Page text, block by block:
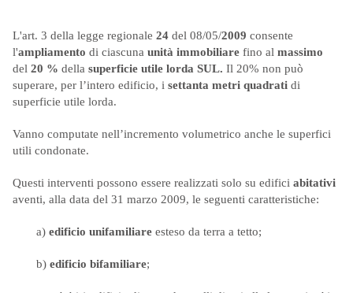
L'art. 3 della legge regionale 24 del 08/05/2009 consente
l'ampliamento di ciascuna unità immobiliare fino al massimo
del 20 % della superficie utile lorda SUL. Il 20% non può
superare, per l’intero edificio, i settanta metri quadrati di
superficie utile lorda.
Vanno computate nell’incremento volumetrico anche le superfici
utili condonate.
Questi interventi possono essere realizzati solo su edifici abitativi
aventi, alla data del 31 marzo 2009, le seguenti caratteristiche:
a) edificio unifamiliare esteso da terra a tetto;
b) edificio bifamiliare;